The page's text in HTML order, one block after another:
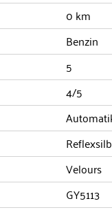
0 km
Benzin
5
4/5
Velours
GY5113